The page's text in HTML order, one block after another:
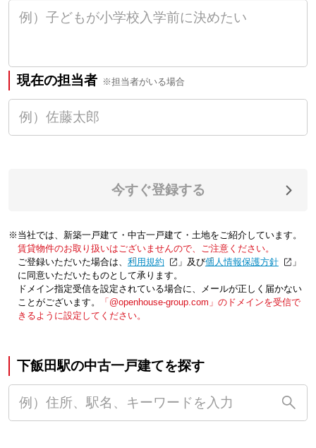
現在の担当者 ※担当者がいる場合
今すぐ登録する
※当社では、新築一戸建て・中古一戸建て・土地をご紹介しています。
賃貸物件のお取り扱いはございませんので、ご注意ください。
ご登録いただいた場合は、「利用規約 」及び「個人情報保護方針
」
に同意いただいたものとして承ります。
ドメイン指定受信を設定されている場合に、メールが正しく届かない
ことがございます。
「@openhouse-group.com」のドメインを受信で
きるように設定してください。
下飯田駅の中古一戸建てを探す